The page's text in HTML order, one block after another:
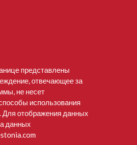
представлены
отвечающее за
не несет
использования
отображения данных
данных